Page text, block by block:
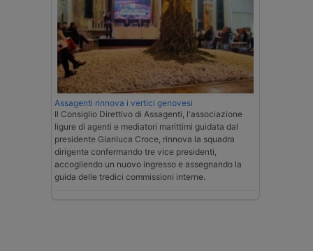
Assagenti rinnova i vertici genovesi
Il Consiglio Direttivo di Assagenti, l'associazione
ligure di agenti e mediatori marittimi guidata dal
presidente Gianluca Croce, rinnova la squadra
dirigente confermando tre vice presidenti,
accogliendo un nuovo ingresso e assegnando la
guida delle tredici commissioni interne.